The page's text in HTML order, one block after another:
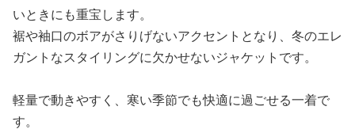
いときにも重宝します。
裾や袖口のボアがさりげないアクセントとなり、冬のエレ
ガントなスタイリングに欠かせないジャケットです。
軽量で動きやすく、寒い季節でも快適に過ごせる一着で
す。